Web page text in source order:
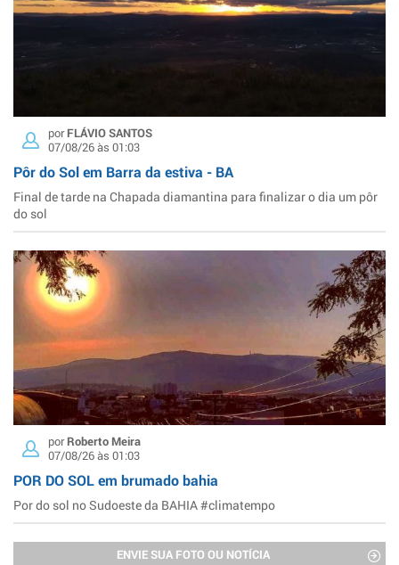
porFLÁVIO SANTOS
07/08/26 às 01:03
Pôr do Sol em Barra da estiva - BA
Final de tarde na Chapada diamantina para finalizar o dia um pôr
do sol
porRoberto Meira
07/08/26 às 01:03
POR DO SOL em brumado bahia
Por do sol no Sudoeste da BAHIA #climatempo
ENVIE SUA FOTO OU NOTÍCIA